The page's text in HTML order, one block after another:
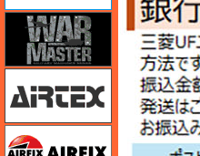
ウォーマスターズ
エアテックス
エアフィックス